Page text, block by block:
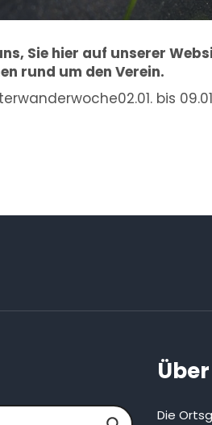
Sie hier auf unserer
rund um den Verein.
bis
Die